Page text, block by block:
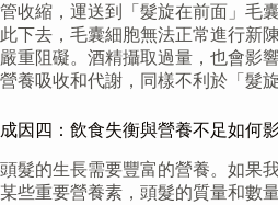
管收縮，運送到「髮旋在前面」毛
此下去，毛囊細胞無法正常進行新
嚴重阻礙。酒精攝取過量，也會影
營養吸收和代謝，同樣不利於「髮
成因四：飲食失衡與營養不足如何
頭髮的生長需要豐富的營養。如果
某些重要營養素，頭髮的質量和數